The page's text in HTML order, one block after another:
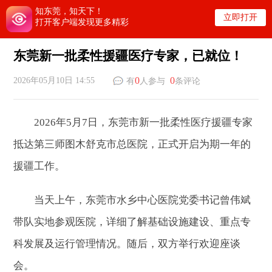
知东莞，知天下！
打开客户端发现更多精彩
立即打开
东莞新一批柔性援疆医疗专家，已就位！
2026年05月10日 14:55 有0人参与0条评论
2026年5月7日，东莞市新一批柔性医疗援疆专家
抵达第三师图木舒克市总医院，正式开启为期一年的
援疆工作。
当天上午，东莞市水乡中心医院党委书记曾伟斌
带队实地参观医院，详细了解基础设施建设、重点专
科发展及运行管理情况。随后，双方举行欢迎座谈
会。